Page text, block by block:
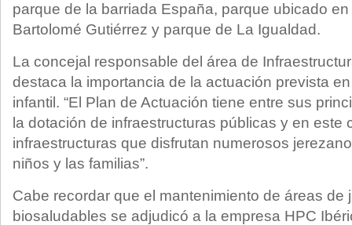
parque de la barriada España, parque ubicado
Bartolomé Gutiérrez y parque de La Igualdad.
La concejal responsable del área de
destaca la importancia de la actuación prevista
infantil. “El Plan de Actuación tiene entre sus
la dotación de infraestructuras públicas y en este
infraestructuras que disfrutan numerosos
niños y las familias”.
Cabe recordar que el mantenimiento de áreas de
biosaludables se adjudicó a la empresa HPC